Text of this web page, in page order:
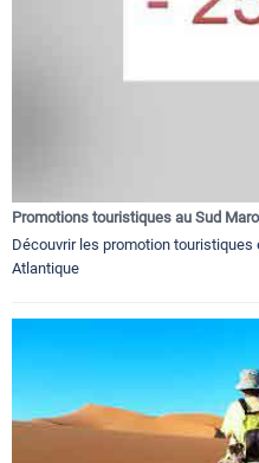
Promotions touristiques au Sud
Découvrir les promotion
Atlantique